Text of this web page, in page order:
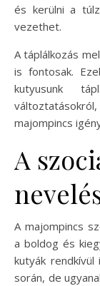
és kerülni a
vezethet.
A táplálkozás
is fontosak.
kutyusunk
majompincs
A
A majompincs
a boldog és
kutyák
során, de